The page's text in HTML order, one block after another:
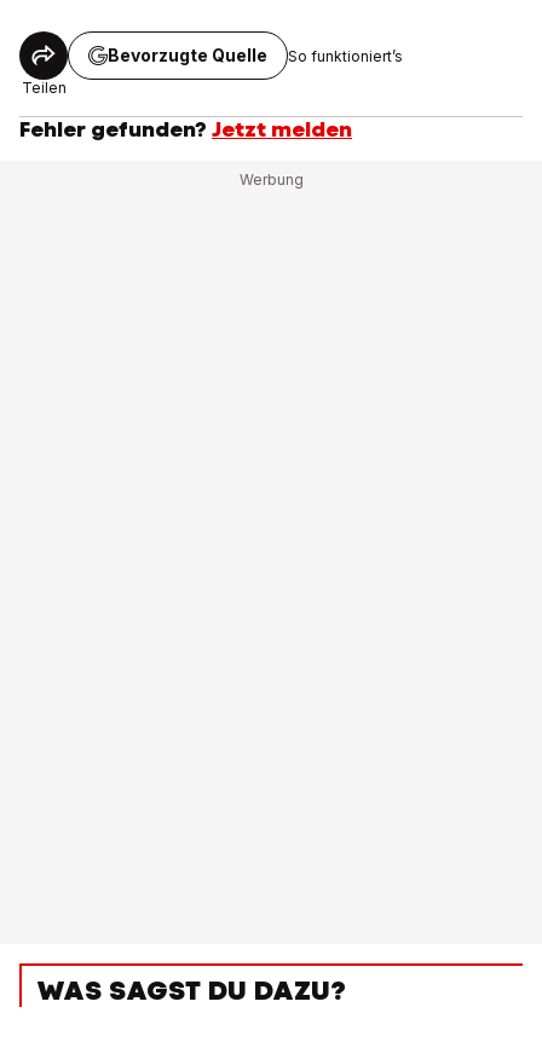
Teilen
Bevorzugte Quelle So funktioniert’s
Fehler gefunden? Jetzt melden
WAS SAGST DU DAZU?